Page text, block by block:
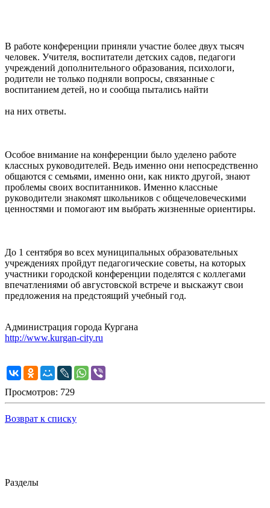
В работе конференции приняли участие более двух тысяч
человек. Учителя, воспитатели детских садов, педагоги
учреждений дополнительного образования, психологи,
родители не только подняли вопросы, связанные с
воспитанием детей, но и сообща пытались найти
на них ответы.
Особое внимание на конференции было уделено работе
классных руководителей. Ведь именно они непосредственно
общаются с семьями, именно они, как никто другой, знают
проблемы своих воспитанников. Именно классные
руководители знакомят школьников с общечеловеческими
ценностями и помогают им выбрать жизненные ориентиры.
До 1 сентября во всех муниципальных образовательных
учреждениях пройдут педагогические советы, на которых
участники городской конференции поделятся с коллегами
впечатлениями об августовской встрече и выскажут свои
предложения на предстоящий учебный год.
Администрация города Кургана
http://www.kurgan-city.ru
Просмотров: 729
Возврат к списку
Разделы